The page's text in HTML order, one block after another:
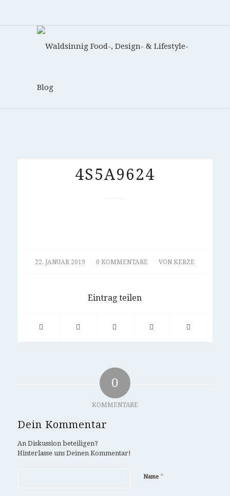
4S5A9624
22. JANUAR 2019
/ 0 KOMMENTARE
/ VONKERZE
Eintrag teilen
0
KOMMENTARE
Dein Kommentar
An Diskussion beteiligen?
Hinterlasse uns Deinen Kommentar!
Name *